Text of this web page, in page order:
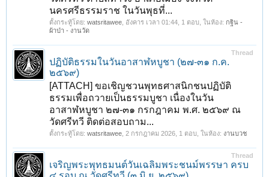
นครศรีธรรมราช ในวันพุธที่...
ตั้งกระทู้โดย: watsritawee อังคาร เวลา 01:44 , 1 ตอบ, ในห้อง: กฐิน -
ผ้าป่า - งานวัด
Thread
ปฏิบัติธรรมในวันอาสาฬหบูชา (๒๗-๓๑ ก.ค.
๒๕๖๙)
[ATTACH] ขอเชิญชวนพุทธศาสนิกชนปฏิบัติ
ธรรมเพื่อถวายเป็นธรรมบูชา เนื่องในวัน
อาสาฬหบูชา ๒๗-๓๑ กรกฎาคม พ.ศ. ๒๕๖๙ ณ
วัดศรีทวี ติดต่อสอบถาม...
ตั้งกระทู้โดย: watsritawee 2 กรกฎาคม 2026 , 1 ตอบ, ในห้อง: งานบวช
Thread
เจริญพระพุทธมนต์วันเฉลิมพระชนม์พรรษา ครบ